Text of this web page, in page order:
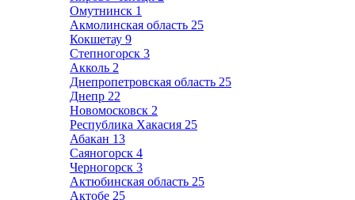
Омутнинск 1
Акмолинская область 25
Кокшетау 9
Степногорск 3
Акколь 2
Днепропетровская область 25
Днепр 22
Новомосковск 2
Республика Хакасия 25
Абакан 13
Саяногорск 4
Черногорск 3
Актюбинская область 25
Актобе 25